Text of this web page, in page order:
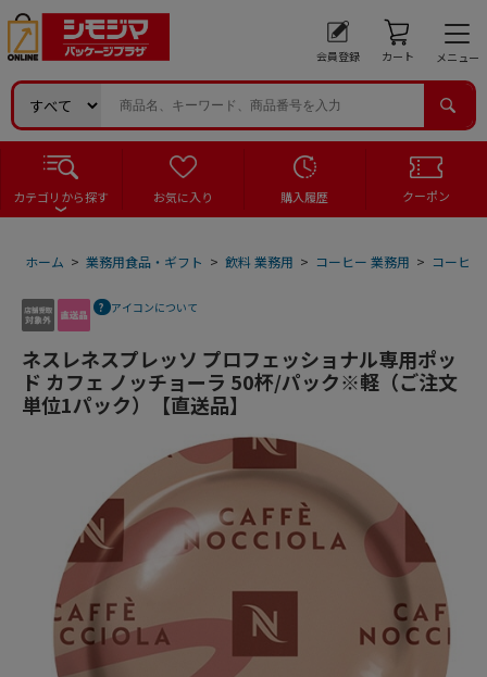
会員登録 カート メニュー
カテゴリから探す お気に入り 購入履歴 クーポン
ホーム > 業務用食品・ギフト > 飲料 業務用 > コーヒー 業務用 > コーヒ
アイコンについて
ネスレネスプレッソ プロフェッショナル専用ポッ
ド カフェ ノッチョーラ 50杯/パック※軽（ご注文
単位1パック）【直送品】